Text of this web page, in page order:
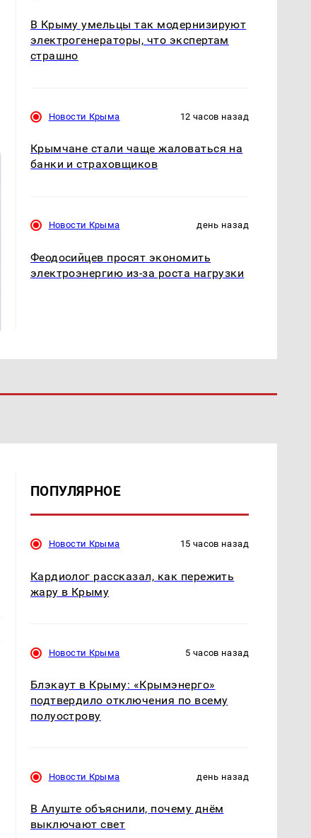
В Крыму умельцы так модернизируют
электрогенераторы, что экспертам
страшно
Новости Крыма 12 часов назад
Крымчане стали чаще жаловаться на
банки и страховщиков
Новости Крыма день назад
Феодосийцев просят экономить
электроэнергию из-за роста нагрузки
ПОПУЛЯРНОЕ
Новости Крыма 15 часов назад
Кардиолог рассказал, как пережить
жару в Крыму
Новости Крыма 5 часов назад
Блэкаут в Крыму: «Крымэнерго»
подтвердило отключения по всему
полуострову
Новости Крыма день назад
В Алуште объяснили, почему днём
выключают свет